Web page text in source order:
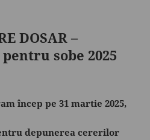
DOSAR –
sobe 2025
încep pe 31 martie 2025,
depunerea cererilor